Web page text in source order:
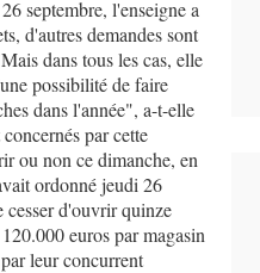
septembre, l'enseigne a
d'autres demandes sont
dans tous les cas, elle
possibilité de faire
dans l'année", a-t-elle
par cette
ou non ce dimanche, en
ordonné jeudi 26
cesser d'ouvrir quinze
euros par magasin
leur concurrent